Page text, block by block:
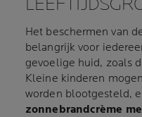
Het beschermen van
belangrijk voor
gevoelige huid, zoals
Kleine kinderen
worden blootgesteld,
zonnebrandcrème